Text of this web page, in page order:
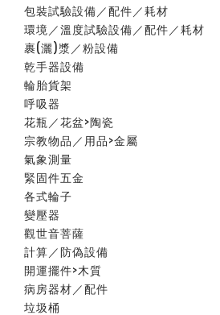
包裝試驗設備／配件／耗材
環境／溫度試驗設備／配件／耗材
裹(灑)漿／粉設備
乾手器設備
輪胎貨架
呼吸器
花瓶／花盆>陶瓷
宗教物品／用品>金屬
氣象測量
緊固件五金
各式輪子
變壓器
觀世音菩薩
計算／防偽設備
開運擺件>木質
病房器材／配件
垃圾桶